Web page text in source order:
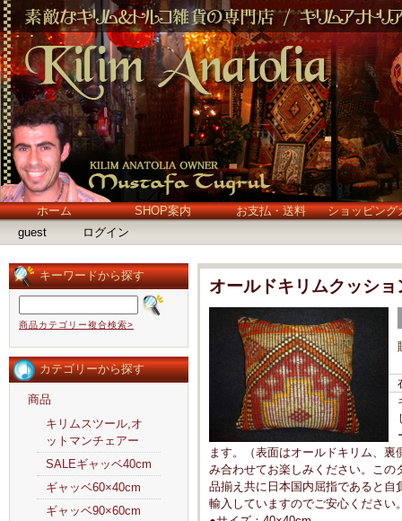
ホーム SHOP案内 お支払・送料
ショッピング
guest
ログイン
キーワードから探す
商品カテゴリー複合検索>
カテゴリーから探す
商品
キリムスツール,オ
ットマンチェアー
SALEギャッベ40cm
ギャッベ60×40cm
ギャッベ90×60cm
オールドキリムクッショ
ます。（表面はオールドキリム、
み合わせてお楽しみください。こ
品揃え共に日本国内屈指であると
輸入していますのでご安心ください